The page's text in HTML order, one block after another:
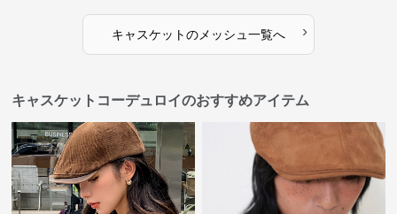
キャスケットのメッシュ 一覧へ ›
キャスケットコーデュロイのおすすめアイテム